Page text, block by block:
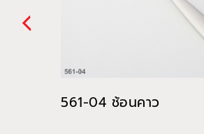
561-04 ช้อนคาว